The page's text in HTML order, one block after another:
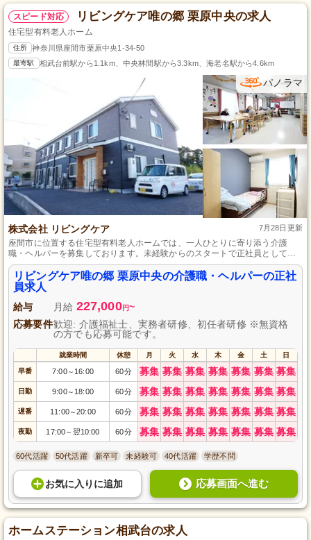
スピード対応 リビングケア唯の郷 栗原中央の求人
住宅型有料老人ホーム
住所 神奈川県座間市栗原中央1-34-50
最寄駅 相武台前駅から1.1km、中央林間駅から3.3km、海老名駅から4.6km
パノラマ
株式会社 リビングケア 7月28日更新
座間市に位置する住宅型有料老人ホームでは、一人ひとりに寄り添う介護
職・ヘルパーを募集しております。未経験からのスタートで正社員として活
躍でき、昇給・賞与といった待遇面での頑張りがきちんと反映されます。日
常生活を支えるやりがいを感じながら、ご利用者さまとの温かい関係を築い
ていきませんか。
リビングケア唯の郷 栗原中央の介護職・ヘルパーの正社
員求人
給与 月給 227,000円~
応募要件歓迎: 介護福祉士、実務者研修、初任者研修 ※無資格
の方でも応募可能です。
就業時間 休憩 月 火 水 木 金 土 日
早番 7:00～ 16:00 60分 募集 募集 募集 募集 募集 募集 募集
日勤 9:00～ 18:00 60分 募集 募集 募集 募集 募集 募集 募集
遅番 11:00～20:00 60分 募集 募集 募集 募集 募集 募集 募集
夜勤 17:00～ 翌10:00 60分 募集 募集 募集 募集 募集 募集 募集
60代活躍 50代活躍 新卒可 未経験可 40代活躍 学歴不問
お気に入り に追加 応募画面へ進む
ホームステーション相武台の求人